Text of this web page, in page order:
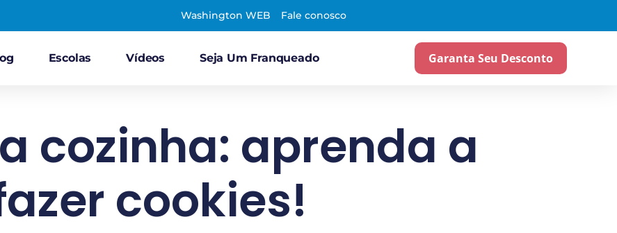
Washington WEB Fale conosco
Escolas Vídeos Seja Um Franqueado Garanta Seu Desconto
cozinha: aprenda a
cookies!